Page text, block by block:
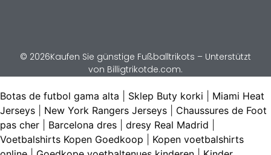
© 2026Kaufen Sie günstige Fußballtrikots – Unterstützt
von Billigtrikotde.com.
Botas de futbol gama alta Sklep Buty korki
Miami Heat
Jerseys
New York Rangers Jerseys
Chaussures de Foot
pas cher
Barcelona dres dresy Real Madrid
Voetbalshirts Kopen Goedkoop
Kopen voetbalshirts